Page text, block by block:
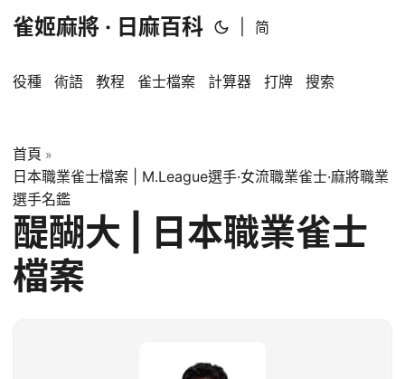
雀姬麻將 · 日麻百科 简
役種 術語 教程 雀士檔案 計算器 打牌 搜索
首頁 »
日本職業雀士檔案 | M.League選手·女流職業雀士·麻將職業
選手名鑑
醍醐大 | 日本職業雀士
檔案